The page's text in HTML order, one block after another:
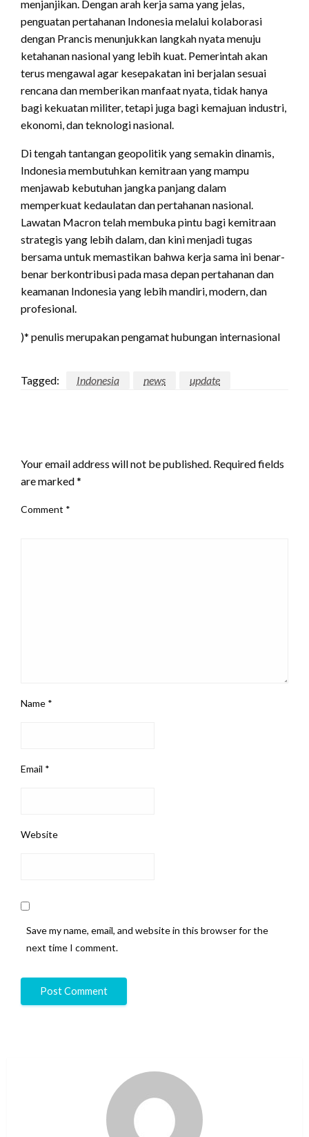
menjanjikan. Dengan arah kerja sama yang jelas,
penguatan pertahanan Indonesia melalui kolaborasi
dengan Prancis menunjukkan langkah nyata menuju
ketahanan nasional yang lebih kuat. Pemerintah akan
terus mengawal agar kesepakatan ini berjalan sesuai
rencana dan memberikan manfaat nyata, tidak hanya
bagi kekuatan militer, tetapi juga bagi kemajuan industri,
ekonomi, dan teknologi nasional.
Di tengah tantangan geopolitik yang semakin dinamis,
Indonesia membutuhkan kemitraan yang mampu
menjawab kebutuhan jangka panjang dalam
memperkuat kedaulatan dan pertahanan nasional.
Lawatan Macron telah membuka pintu bagi kemitraan
strategis yang lebih dalam, dan kini menjadi tugas
bersama untuk memastikan bahwa kerja sama ini benar-
benar berkontribusi pada masa depan pertahanan dan
keamanan Indonesia yang lebih mandiri, modern, dan
profesional.
)* penulis merupakan pengamat hubungan internasional
Tagged: Indonesia news update
Your email address will not be published. Required fields
are marked*
Comment *
Name *
Email *
Website
Save my name, email, and website in this browser for the
next time I comment.